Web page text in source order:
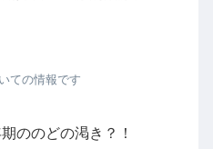
ての情報です
ののどの渇き？！